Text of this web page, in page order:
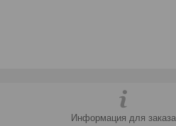
Информация для заказа